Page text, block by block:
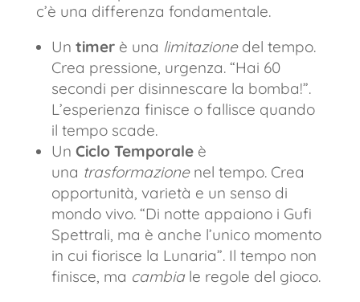
c’è una differenza fondamentale.
Un timerè una limitazionedel tempo.
Crea pressione, urgenza. “Hai 60
secondi per disinnescare la bomba!”.
L’esperienza finisce o fallisce quando
il tempo scade.
Un Ciclo Temporaleè
una trasformazionenel tempo. Crea
opportunità, varietà e un senso di
mondo vivo. “Di notte appaiono i Gufi
Spettrali, ma è anche l’unico momento
in cui fiorisce la Lunaria”. Il tempo non
finisce, ma cambiale regole del gioco.